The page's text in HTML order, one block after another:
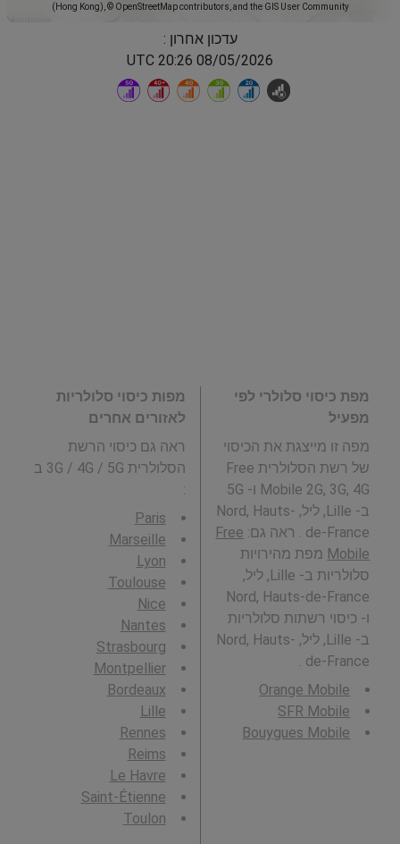
(Hong Kong), © OpenStreetMap contributors, and the GIS User Community
עדכון אחרון :
08/05/2026 20:26 UTC
מפת כיסוי סלולרי לפי
מפעיל
מפה זו מייצגת את הכיסוי
של רשת הסלולרית Free
Mobile 2G, 3G, 4G ו- 5G
ב- Lille, ליל, Nord, Hauts-
de-France . ראה גם:
Free
Mobile מפת מהירויות
סלולריות ב- Lille, ליל,
Nord, Hauts-de-France
ו- כיסוי רשתות סלולריות
ב- Lille, ליל, Nord, Hauts-
de-France .
Orange Mobile
SFR Mobile
Bouygues Mobile
מפות כיסוי סלולריות
לאזורים אחרים
ראה גם כיסוי הרשת
הסלולרית 3G / 4G / 5G ב
:
Paris
Marseille
Lyon
Toulouse
Nice
Nantes
Strasbourg
Montpellier
Bordeaux
Lille
Rennes
Reims
Le Havre
Saint-Étienne
Toulon